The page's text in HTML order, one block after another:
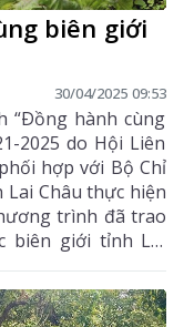
biên giới
30/04/2025 09:53
“Ðồng hành cùng
2025 do Hội Liên
hợp với Bộ Chỉ
Châu thực hiện
trình đã trao
biên giới tỉnh Lai
trong cuộc sống
tiến bộ, hạnh
cương.